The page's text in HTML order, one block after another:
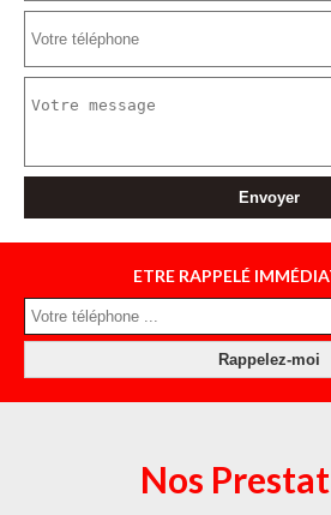
ETRE RAPPELÉ
Nos